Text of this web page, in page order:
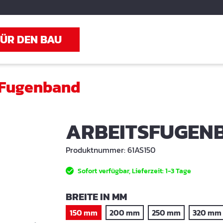
DEN BAU
Produktnummer:61AS150
Sofort verfügbar, Lieferzeit: 1-3 Tage
BREITE IN MMAUSWÄHLEN
150 mm 200 mm 250 mm 320 mm